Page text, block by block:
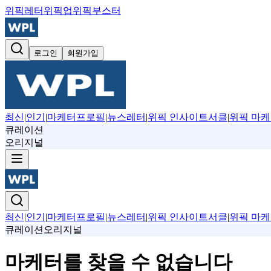
위픽레터 위픽업위픽부스터
로그인 회원가입
최신|인기 |마케터프로필|뉴스레터 |위픽 인사이트서클|위픽 마케
큐레이션
오리지널
최신|인기 |마케터프로필|뉴스레터 |위픽 인사이트서클|위픽 마케
큐레이션 오리지널
마케터를 찾을 수 없습니다